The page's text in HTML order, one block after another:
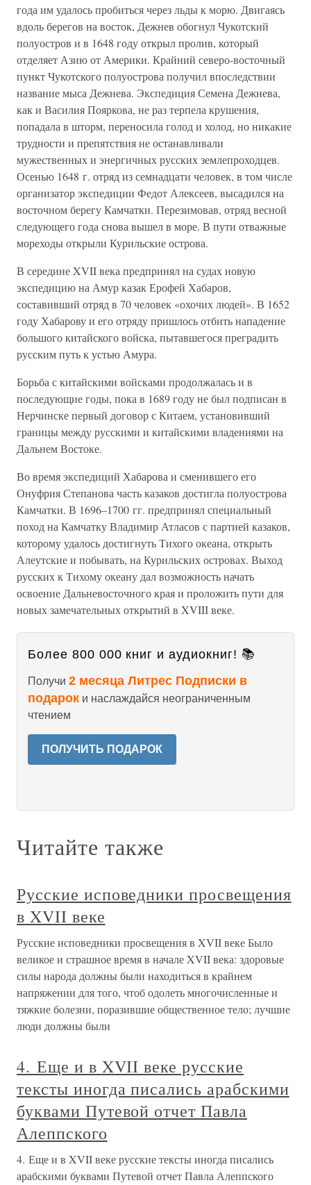
года им удалось пробиться через льды к морю. Двигаясь
вдоль берегов на восток, Дежнев обогнул Чукотский
полуостров и в 1648 году открыл пролив, который
отделяет Азию от Америки. Крайний северо-восточный
пункт Чукотского полуострова получил впоследствии
название мыса Дежнева. Экспедиция Семена Дежнева,
как и Василия Пояркова, не раз терпела крушения,
попадала в шторм, переносила голод и холод, но никакие
трудности и препятствия не останавливали
мужественных и энергичных русских землепроходцев.
Осенью 1648 г. отряд из семнадцати человек, в том числе
организатор экспедиции Федот Алексеев, высадился на
восточном берегу Камчатки. Перезимовав, отряд весной
следующего года снова вышел в море. В пути отважные
мореходы открыли Курильские острова.
В середине XVII века предпринял на судах новую
экспедицию на Амур казак Ерофей Хабаров,
составивший отряд в 70 человек «охочих людей». В 1652
году Хабарову и его отряду пришлось отбить нападение
большого китайского войска, пытавшегося преградить
русским путь к устью Амура.
Борьба с китайскими войсками продолжалась и в
последующие годы, пока в 1689 году не был подписан в
Нерчинске первый договор с Китаем, установивший
границы между русскими и китайскими владениями на
Дальнем Востоке.
Во время экспедиций Хабарова и сменившего его
Онуфрия Степанова часть казаков достигла полуострова
Камчатки. В 1696–1700 гг. предпринял специальный
поход на Камчатку Владимир Атласов с партией казаков,
которому удалось достигнуть Тихого океана, открыть
Алеутские и побывать, на Курильских островах. Выход
русских к Тихому океану дал возможность начать
освоение Дальневосточного края и проложить пути для
новых замечательных открытий в XVIII веке.
Более 800 000 книг и аудиокниг! 📚
Получи 2 месяца Литрес Подписки в
подарок и наслаждайся неограниченным
чтением
ПОЛУЧИТЬ ПОДАРОК
Читайте также
Русские исповедники просвещения
в XVII веке
Русские исповедники просвещения в XVII веке Было
великое и страшное время в начале XVII века: здоровые
силы народа должны были находиться в крайнем
напряжении для того, чтоб одолеть многочисленные и
тяжкие болезни, поразившие общественное тело; лучшие
люди должны были
4. Еще и в XVII веке русские
тексты иногда писались арабскими
буквами Путевой отчет Павла
Алеппского
4. Еще и в XVII веке русские тексты иногда писались
арабскими буквами Путевой отчет Павла Алеппского